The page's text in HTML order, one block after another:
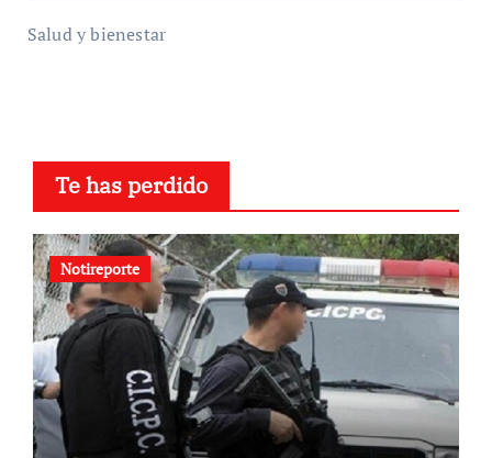
Salud y bienestar
Te has perdido
Notireporte